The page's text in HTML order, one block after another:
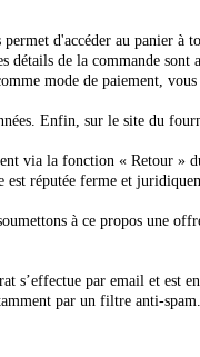
d'accéder au panier
de la commande
mode de paiement,
Enfin, sur le site du
via la fonction « Retour »
réputée ferme et
à ce propos une
par email et est
par un filtre anti-spam.